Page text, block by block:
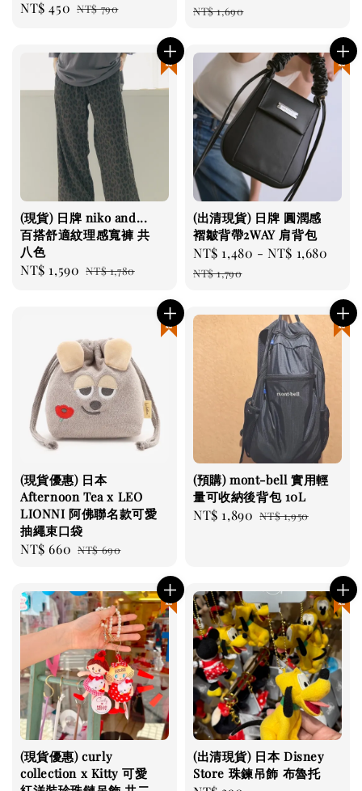
Sale
NT$ 450 Regular
NT$ 790
price
NT$ 1,690
(現貨) 日牌 niko and...
百搭舒適紋理感寬褲 共
八色
Sale
NT$ 1,590 Regular
NT$ 1,780
(出清現貨) 日牌 圓潤感
褶皺背帶2WAY 肩背包
Sale
price
NT$ 1,480 -NT$ 1,680
NT$ 1,790
(現貨優惠) 日本
Afternoon Tea x LEO
LIONNI 阿佛聯名款可愛
抽繩束口袋
Sale
NT$ 660 Regular
NT$ 690
(預購) mont-bell 實用輕
量可收納後背包 10L
Sale
NT$ 1,890 Regular
NT$ 1,950
(現貨優惠) curly
collection x Kitty 可愛
(出清現貨) 日本 Disney
Store 珠鍊吊飾 布魯托